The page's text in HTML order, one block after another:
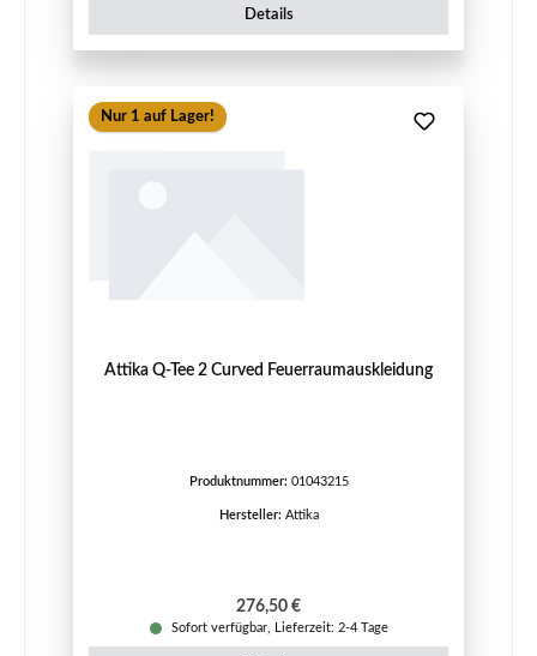
Details
Nur 1 auf Lager!
Attika Q-Tee 2 Curved Feuerraumauskleidung
Produktnummer: 01043215
Hersteller: Attika
Regulärer Preis:
276,50 €
Sofort verfügbar, Lieferzeit: 2-4 Tage